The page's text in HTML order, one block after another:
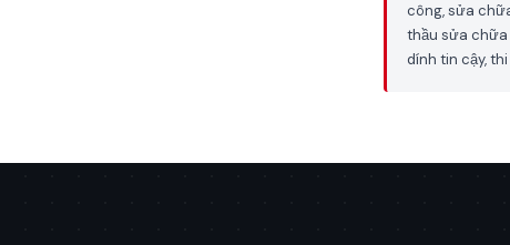
công, sửa
thầu sửa chữa
dính tin cậy,